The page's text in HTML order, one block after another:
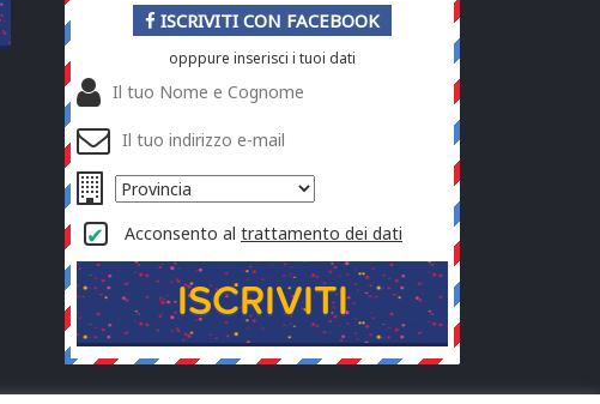
ISCRIVITI CON FACEBOOK
opppure inserisci i tuoi dati
Acconsento al trattamento dei dati